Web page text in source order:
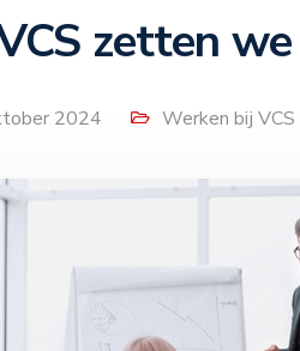
zetten
2024 Werken bij VCS